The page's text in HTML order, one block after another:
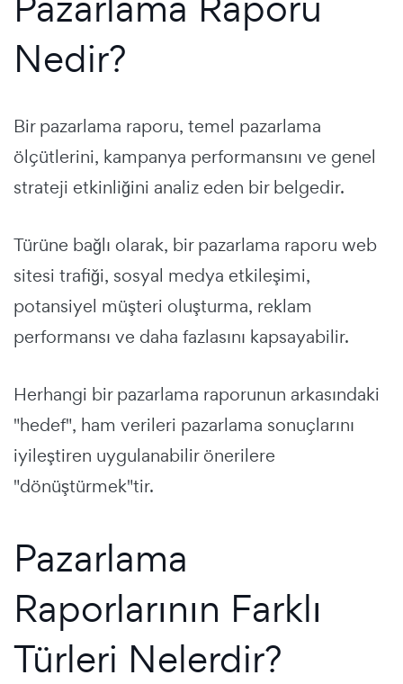
Nedir?
Bir pazarlama raporu, temel pazarlama
ölçütlerini, kampanya performansını ve genel
strateji etkinliğini analiz eden bir belgedir.
Türüne bağlı olarak, bir pazarlama raporu web
sitesi trafiği, sosyal medya etkileşimi,
potansiyel müşteri oluşturma, reklam
performansı ve daha fazlasını kapsayabilir.
Herhangi bir pazarlama raporunun arkasındaki
"hedef", ham verileri pazarlama sonuçlarını
iyileştiren uygulanabilir önerilere
"dönüştürmek"tir.
Pazarlama
Raporlarının Farklı
Türleri Nelerdir?